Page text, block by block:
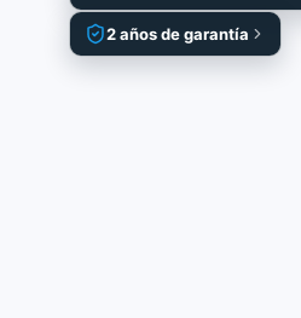
2 años de garantía